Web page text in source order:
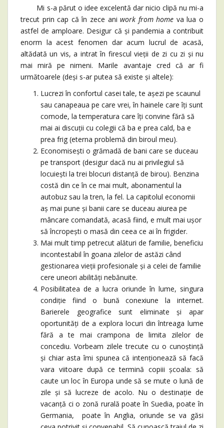
Mi s-a părut o idee excelentă dar nicio clipă nu mi-a
trecut prin cap că în zece aniwork from home va lua o
astfel de amploare. Desigur că și pandemia a contribuit
enorm la acest fenomen dar acum lucrul de acasă,
altădată un vis, a intrat în firescul vieții de zi cu zi și nu
mai miră pe nimeni. Marile avantaje cred că ar fi
următoarele (deși s-ar putea să existe și altele):
Lucrezi în confortul casei tale, te așezi pe scaunul
sau canapeaua pe care vrei, în hainele care îți sunt
comode, la temperatura care îți convine fără să
mai ai discuții cu colegii că ba e prea cald, ba e
prea frig (eterna problemă din biroul meu).
Economisești o grămadă de bani care se duceau
pe transport (desigur dacă nu ai privilegiul să
locuiești la trei blocuri distanță de birou). Benzina
costă din ce în ce mai mult, abonamentul la
autobuz sau la tren, la fel. La capitolul economii
aș mai pune și banii care se duceau aiurea pe
mâncare comandată, acasă fiind, e mult mai ușor
să încropești o masă din ceea ce ai în frigider.
Mai mult timp petrecut alături de familie, beneficiu
incontestabil în goana zilelor de astăzi când
gestionarea vieții profesionale și a celei de familie
cere uneori abilități nebănuite.
Posibilitatea de a lucra oriunde în lume, singura
condiție fiind o bună conexiune la internet.
Barierele geografice sunt eliminate și apar
oportunități de a explora locuri din întreaga lume
fără a te mai crampona de limita zilelor de
concediu. Vorbeam zilele trecute cu o cunoștință
și chiar asta îmi spunea că intenționează să facă
vara viitoare după ce termină copiii școala: să
caute un loc în Europa unde să se mute o lună de
zile și să lucreze de acolo. Nu o destinație de
vacanță ci o zonă rurală poate în Suedia, poate în
Germania, poate în Anglia, oriunde se va găsi